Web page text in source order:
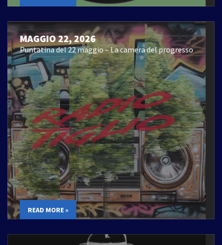
MAGGIO 22, 2026
Puntatina del 22 maggio – La camera del progresso
READ MORE »